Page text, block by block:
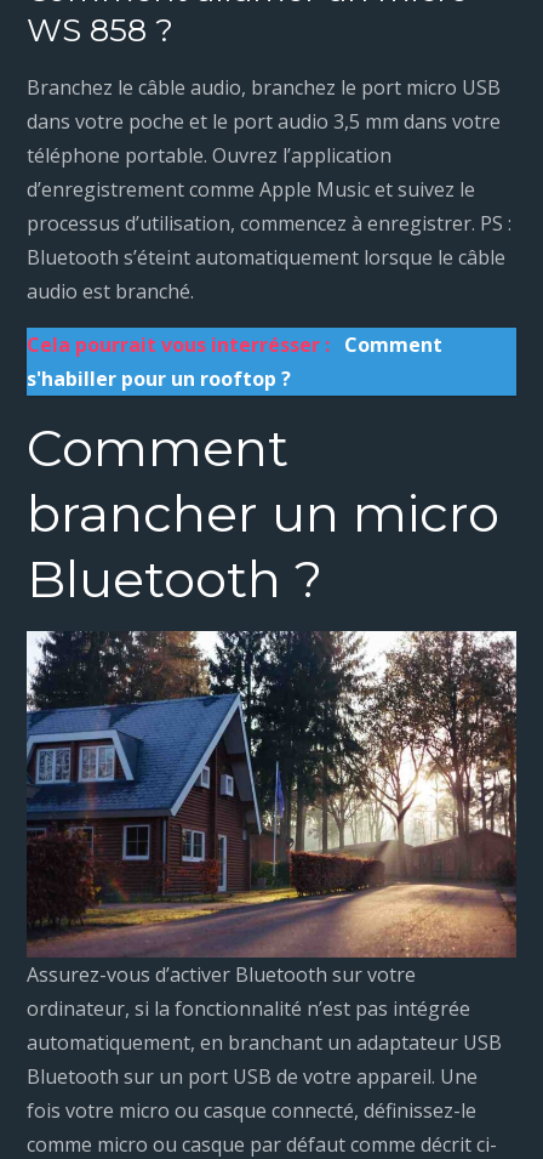
WS 858 ?
Branchez le câble audio, branchez le port micro USB
dans votre poche et le port audio 3,5 mm dans votre
téléphone portable. Ouvrez l’application
d’enregistrement comme Apple Music et suivez le
processus d’utilisation, commencez à enregistrer. PS :
Bluetooth s’éteint automatiquement lorsque le câble
audio est branché.
Cela pourrait vous interrésser : Comment
s'habiller pour un rooftop ?
Comment
brancher un micro
Bluetooth ?
Assurez-vous d’activer Bluetooth sur votre
ordinateur, si la fonctionnalité n’est pas intégrée
automatiquement, en branchant un adaptateur USB
Bluetooth sur un port USB de votre appareil. Une
fois votre micro ou casque connecté, définissez-le
comme micro ou casque par défaut comme décrit ci-